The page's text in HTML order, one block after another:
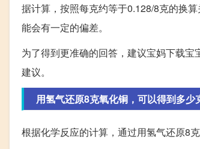
据计算，按照每克约等于0.128/8克的换
能会有一定的偏差。
为了得到更准确的回答，建议宝妈下载
建议。
用氢气还原8克氧化铜，可以得到多少
根据化学反应的计算，通过用氢气还原8